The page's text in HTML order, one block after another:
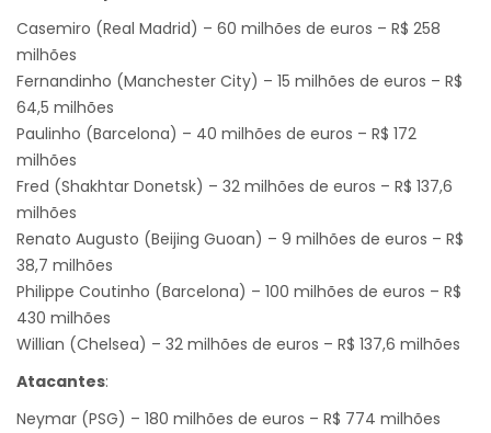
Casemiro (Real Madrid) – 60 milhões de euros – R$ 258
milhões
Fernandinho (Manchester City) – 15 milhões de euros – R$
64,5 milhões
Paulinho (Barcelona) – 40 milhões de euros – R$ 172
milhões
Fred (Shakhtar Donetsk) – 32 milhões de euros – R$ 137,6
milhões
Renato Augusto (Beijing Guoan) – 9 milhões de euros – R$
38,7 milhões
Philippe Coutinho (Barcelona) – 100 milhões de euros – R$
430 milhões
Willian (Chelsea) – 32 milhões de euros – R$ 137,6 milhões
Atacantes:
Neymar (PSG) – 180 milhões de euros – R$ 774 milhões